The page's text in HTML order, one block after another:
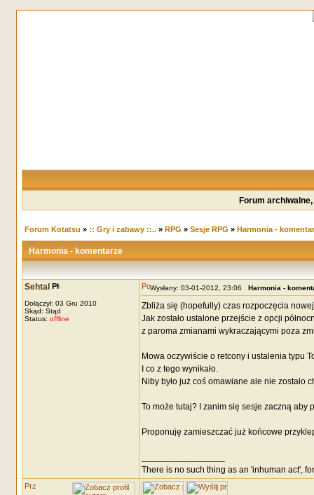
Forum
Forum Kotatsu » :: Gry i zabawy ::..» RPG » Sesje RPG » Harmonia -
Harmonia - komentarze
Sehtal
Dołączył: 03 Gru 2010
Skąd: Stąd
Status: offline
Wysłany: 03-01-2012, 23:06 Harmonia -
Zbliża się (hopefully) czas rozpoczęcia
Jak zostało ustalone przejście z opcji
z paroma zmianami wykraczającymi poza
Mowa oczywiście o retcony i ustalenia typu
I co z tego wynikało.
Niby było już coś omawiane ale nie
To może tutaj? I zanim się sesje zaczną aby
Proponuję zamieszczać już końcowe
There is no such thing as an 'inhuman act',